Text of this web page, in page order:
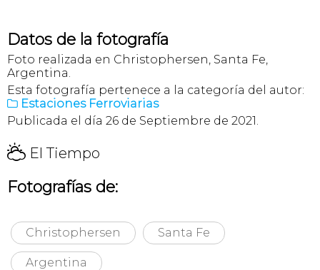
Datos de la fotografía
Foto realizada en Christophersen, Santa Fe,
Argentina.
Esta fotografía pertenece a la categoría del autor:
 Estaciones Ferroviarias
Publicada el día 26 de Septiembre de 2021.
H El Tiempo
Fotografías de:
Christophersen Santa Fe
Argentina